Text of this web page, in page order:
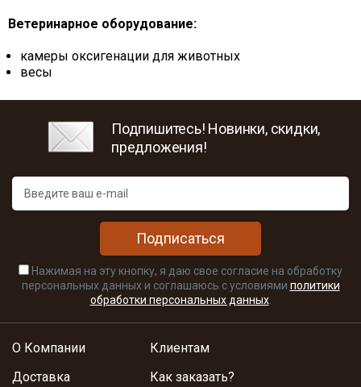
Ветеринарное оборудование:
камеры оксигенации для животных
весы
Подпишитесь! Новинки, скидки,
предложения!
Подписаться
Нажимая на эту кнопку, я даю свое согласие на обработку
персональных данных и соглашаюсь с условиями политики
обработки персональных данных.
О Компании
Доставка
Клиентам
Как заказать?